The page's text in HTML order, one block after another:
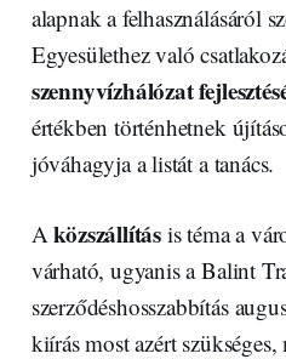
alapnak a felhasználásáról
Egyesülethez való
szennyvízhálózat
értékben történhetnek
jóváhagyja a listát a tanács.
Aközszállítás is téma a
várható, ugyanis a Balint
szerződéshosszabbítás
kiírás most azért